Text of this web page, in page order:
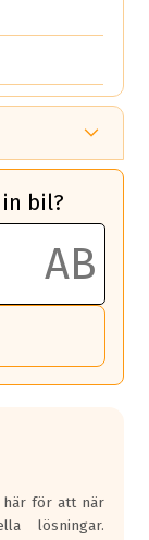
bil?
här för att när
lösningar.